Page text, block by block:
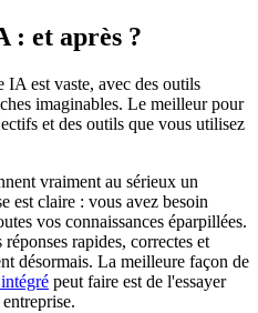
: et après ?
IA est vaste, avec des outils
imaginables. Le meilleur pour
et des outils que vous utilisez
vraiment au sérieux un
est claire : vous avez besoin
vos connaissances éparpillées.
rapides, correctes et
désormais. La meilleure façon de
peut faire est de l'essayer